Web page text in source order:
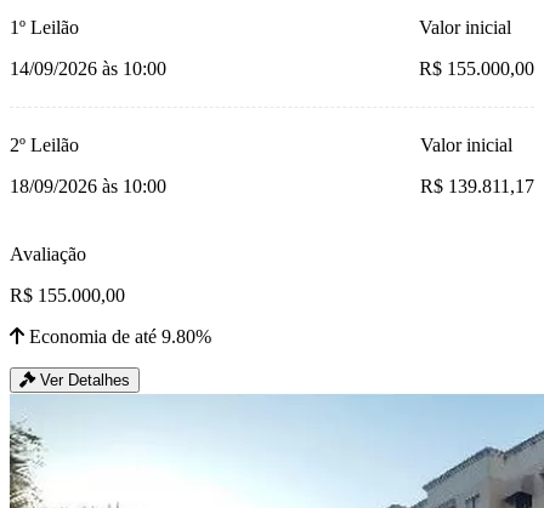
1º Leilão
14/09/2026 às 10:00
Valor inicial
R$ 155.000,00
2º Leilão
18/09/2026 às 10:00
Valor inicial
R$ 139.811,17
Avaliação
R$ 155.000,00
Economia de até 9.80%
Ver Detalhes